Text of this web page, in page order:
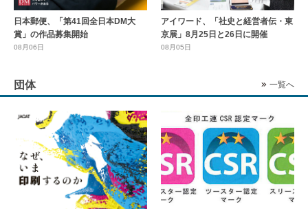
日本郵便、「第41回全日本DM大
賞」の作品募集開始
08月06日
アイワード、「社史と経営者伝・東
京展」8月25日と26日に開催
08月05日
団体 一覧へ